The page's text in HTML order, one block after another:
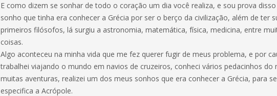
E como dizem se sonhar de todo o coração um dia você realiza, e sou prova
sonho que tinha era conhecer a Grécia por ser o berço da civilização, além de ter
primeiros filósofos, lá surgiu a astronomia, matemática, física, medicina, entre
coisas.
Algo aconteceu na minha vida que me fez querer fugir de meus problema, e por
trabalhei viajando o mundo em navios de cruzeiros, conheci vários pedacinhos do
muitas aventuras, realizei um dos meus sonhos que era conhecer a Grécia, para
especifica a Acrópole.